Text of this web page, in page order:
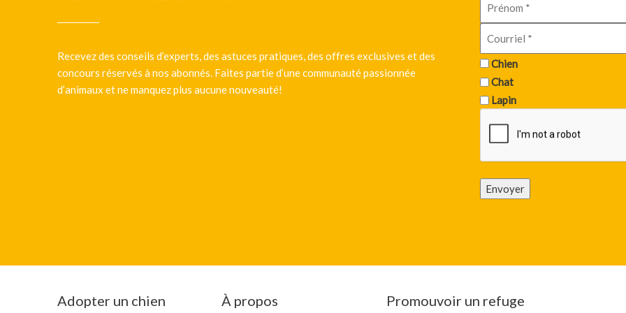
Recevez des conseils d’experts, des astuces pratiques, des offres exclusives et des
concours réservés à nos abonnés. Faites partie d’une communauté passionnée
d’animaux et ne manquez plus aucune nouveauté!
Chien
Chat
Lapin
Envoyer
Adopter un chien À propos Promouvoir un refuge